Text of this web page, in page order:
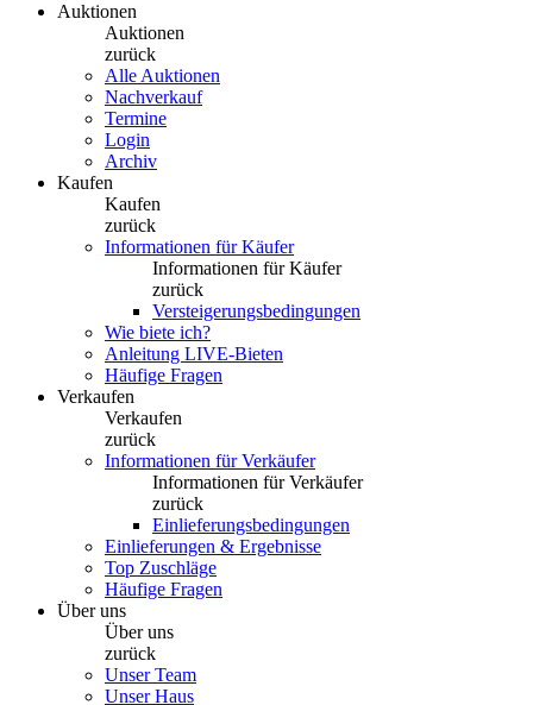
Auktionen
Auktionen
zurück
Alle Auktionen
Nachverkauf
Termine
Login
Archiv
Kaufen
Kaufen
zurück
Informationen für Käufer
Informationen für Käufer
zurück
Versteigerungsbedingungen
Wie biete ich?
Anleitung LIVE-Bieten
Häufige Fragen
Verkaufen
Verkaufen
zurück
Informationen für Verkäufer
Informationen für Verkäufer
zurück
Einlieferungsbedingungen
Einlieferungen & Ergebnisse
Top Zuschläge
Häufige Fragen
Über uns
Über uns
zurück
Unser Team
Unser Haus